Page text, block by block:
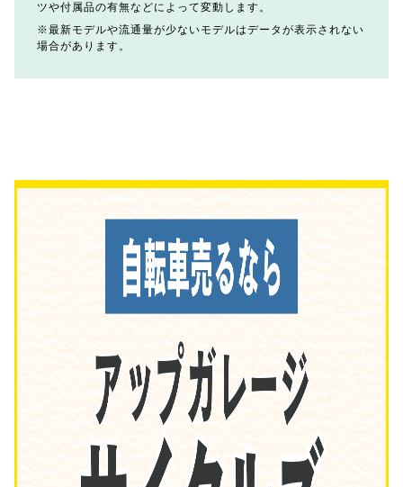
ツや付属品の有無などによって変動します。
最新モデルや流通量が少ないモデルはデータが表示されない
場合があります。